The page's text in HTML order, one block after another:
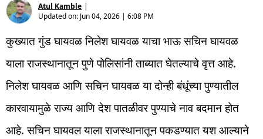
Atul Kamble |
Updated on: Jun 04, 2026 | 6:08 PM
कुख्यात गुंड घायवळ निलेश घायवळ याचा भाऊ सचिन घायवळ
याला राजस्थानातून पुणे पोलिसांनी ताब्यात घेतल्याचे वृत्त आहे.
निलेश घायवळ आणि सचिन घायवळ या दोन्ही बंधूंच्या पुण्यातील
कारवायामुळे राज्य आणि देश पातळीवर पुण्याचे नाव बदमान होत
आहे. सचिन घायवल याला राजस्थानातून पकडण्यात यश आल्याने